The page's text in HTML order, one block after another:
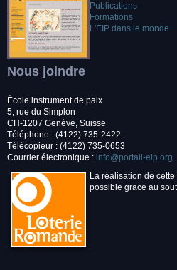
Publications
Formations
L'EIP dans le monde
Nous joindre
École instrument de paix
5, rue du Simplon
CH-1207 Genève, Suisse
Téléphone : (4122) 735-2422
Télécopieur : (4122) 735-0653
Courrier électronique : info@portail-eip.org
La réalisation de
possible grace au